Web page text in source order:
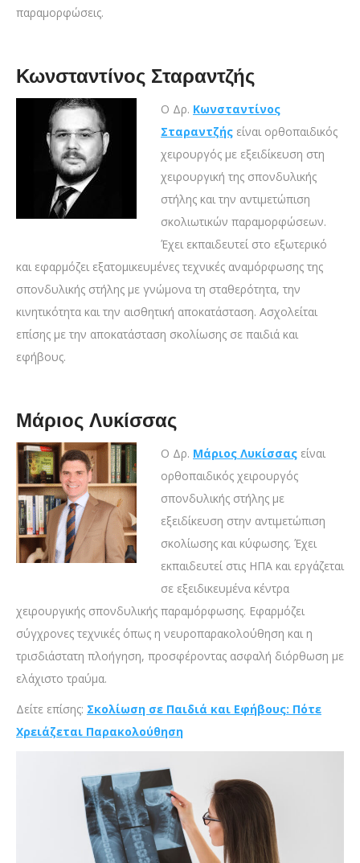
παραμορφώσεις.
Κωνσταντίνος Σταραντζής
Ο Δρ. Κωνσταντίνος
Σταραντζής είναι ορθοπαιδικός
χειρουργός με εξειδίκευση στη
χειρουργική της σπονδυλικής
στήλης και την αντιμετώπιση
σκολιωτικών παραμορφώσεων.
Έχει εκπαιδευτεί στο εξωτερικό
και εφαρμόζει εξατομικευμένες τεχνικές αναμόρφωσης της
σπονδυλικής στήλης με γνώμονα τη σταθερότητα, την
κινητικότητα και την αισθητική αποκατάσταση. Ασχολείται
επίσης με την αποκατάσταση σκολίωσης σε παιδιά και
εφήβους.
Μάριος Λυκίσσας
Ο Δρ. Μάριος Λυκίσσας είναι
ορθοπαιδικός χειρουργός
σπονδυλικής στήλης με
εξειδίκευση στην αντιμετώπιση
σκολίωσης και κύφωσης. Έχει
εκπαιδευτεί στις ΗΠΑ και εργάζεται
σε εξειδικευμένα κέντρα
χειρουργικής σπονδυλικής παραμόρφωσης. Εφαρμόζει
σύγχρονες τεχνικές όπως η νευροπαρακολούθηση και η
τρισδιάστατη πλοήγηση, προσφέροντας ασφαλή διόρθωση με
ελάχιστο τραύμα.
Δείτε επίσης: Σκολίωση σε Παιδιά και Εφήβους: Πότε
Χρειάζεται Παρακολούθηση